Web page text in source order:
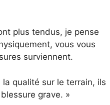
plus tendus, je pense
vous vous
surviennent.
qualité sur le terrain, ils
grave. »